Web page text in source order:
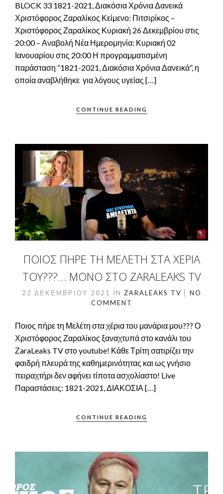
BLOCK 33 1821-2021, Διακόσια Χρόνια Δανεικά
Χριστόφορος Ζαραλίκος Κείμενο: Πιτσιρίκος –
Χριστόφορος Ζαραλίκος Κυριακή 26 Δεκεμβρίου στις
20:00 – Αναβολή Νέα Ημερομηνία: Κυριακή 02
Ιανουαρίου στις 20:00 Η προγραμματισμένη
παράσταση “1821-2021, Διακόσια Χρόνια Δανεικά”, η
οποία αναβλήθηκε για λόγους υγείας […]
CONTINUE READING
ΠΟΙΟΣ ΠΉΡΕ ΤΗ ΜΕΛΈΤΗ ΣΤΑ ΧΈΡΙΑ
ΤΟΥ???… ΜΌΝΟ ΣΤΟ ZARALEAKS TV
22 ΔΕΚΕΜΒΡΊΟΥ 2021 IN ZARALEAKS TV
NO
COMMENT
Ποιος πήρε τη Μελέτη στα χέρια του μανάρια μου??? Ο
Χριστόφορος Ζαραλίκος ξαναχτυπά στο κανάλι του
ΖaraLeaks TV στο youtube! Κάθε Τρίτη σατιρίζει την
φαιδρή πλευρά της καθημερινότητας και ως γνήσιο
πειραχτήρι δεν αφήνει τίποτα ασχολίαστο! Live
Παραστάσεις: 1821-2021, ΔΙΑΚΟΣΙΑ […]
CONTINUE READING